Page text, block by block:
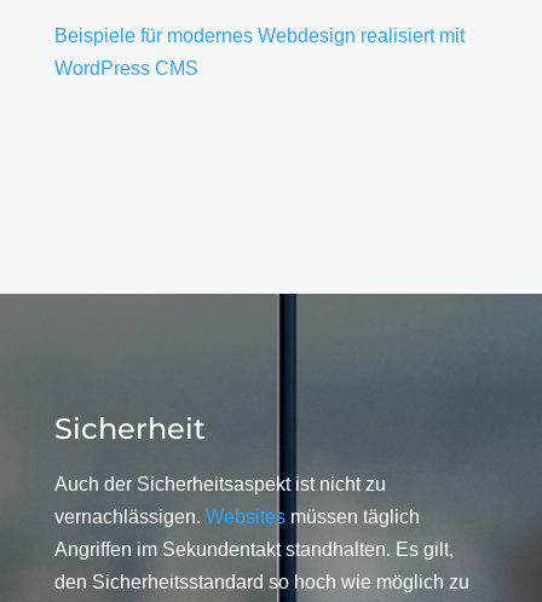
Beispiele für modernes Webdesign realisiert mit
WordPress CMS
Sicherheit
Auch der Sicherheitsaspekt ist nicht zu
vernachlässigen. Websitesmüssen täglich
Angriffen im Sekundentakt standhalten. Es gilt,
den Sicherheitsstandard so hoch wie möglich zu